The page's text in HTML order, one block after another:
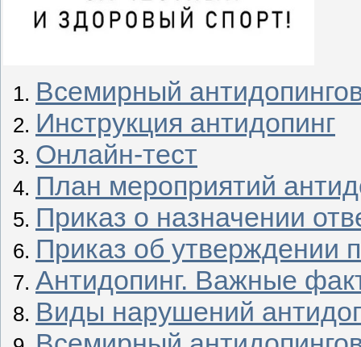
Всемирный
Инструкция антидопинг
Онлайн-тест
План мероприятий
Приказ о назначении
Приказ об утверждении
Антидопинг. Важные
Виды нарушений